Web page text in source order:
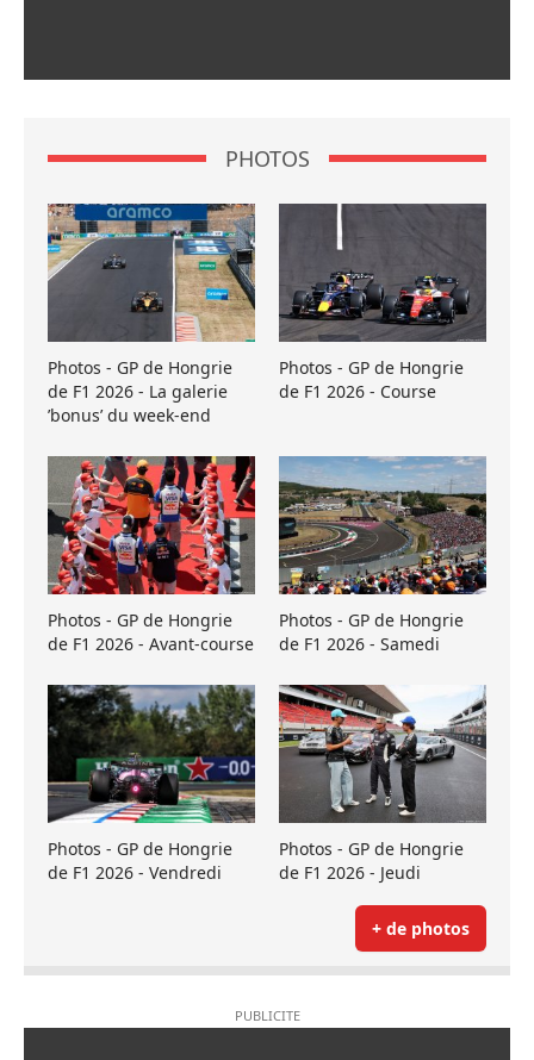
PHOTOS
Photos - GP de Hongrie
de F1 2026 - La galerie
’bonus’ du week-end
Photos - GP de Hongrie
de F1 2026 - Course
Photos - GP de Hongrie
de F1 2026 - Avant-course
Photos - GP de Hongrie
de F1 2026 - Samedi
Photos - GP de Hongrie
de F1 2026 - Vendredi
Photos - GP de Hongrie
de F1 2026 - Jeudi
+ de photos